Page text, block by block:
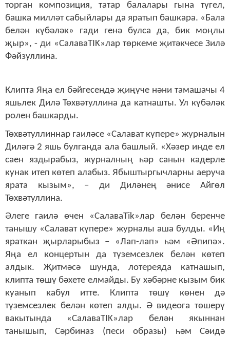
торган композиция, татар балалары гына түгел,
башка милләт сабыйлары да яратып башкара. «Бала
белән күбәләк» гади генә булса да, бик моңлы
җыр», - ди «СалаваTIK»лар төркеме җитәкчесе Зилә
Фәйзуллина.
Клипта Яңа ел бәйгесендә җиңүче нәни тамашачы 4
яшьлек Дилә Төхвәтуллина да катнашты. Ул күбәләк
ролен башкарды.
Төхвәтуллиннар гаиләсе «Салават күпере» журналын
Диләгә 2 яшь булганда ала башлый. «Хәзер инде ел
саен яздырабыз, журналның һәр санын кадерле
кунак итеп көтеп алабыз. Ябыштыргычларны аеруча
ярата кызым», – ди Диләнең әнисе Айгөл
Төхвәтуллина.
Әлеге гаилә өчен «СалаваTik»лар белән беренче
танышу «Салават күпере» журналы аша булды. «Иң
яраткан җырларыбыз – «Лап-лап» һәм «Әпипә».
Яңа ел концертын да түземсезлек белән көтеп
алдык. Җитмәсә шунда, лотереяда катнашып,
клипта төшү бәхете елмайды. Бу хәбәрне кызым бик
куанып кабул итте. Клипта төшү көнен дә
түземсезлек белән көтеп алды. Ә видеога төшерү
вакытында «СалаваTIK»лар белән якыннан
танышып, Сәрбиназ (песи образы) һәм Сәидә